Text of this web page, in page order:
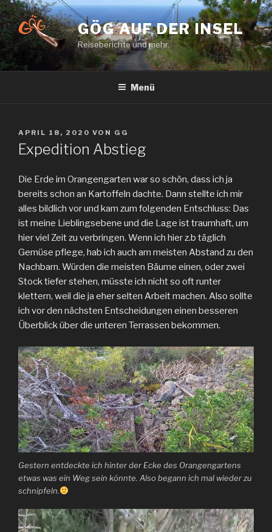
Zum
Inhalt
springen
GÖG AUF DER INSEL
Reiseberichte und mehr.
Menü
VERÖFFENTLICHT
AM
APRIL 18, 2020 VON GG
Expedition Abstieg
Die Erde im Orangengarten war so schön, dass ich ja
bereits schon an Kartoffeln dachte. Dann stellte ich mir
alles bildlich vor und kam zum folgenden Entschluss: Das
ist meine Lieblingsebene und die Lage ist traumhaft, um
hier viel Zeit zu verbringen. Wenn ich hier z.b täglich
Gemüse pflege, hab ich auch am meisten Abstand zu den
Nachbarn. Würden die meisten Bäume einen, oder zwei
Stock tiefer stehen, müsste ich nicht so oft runter
klettern, weil die ja eher selten Arbeit machen. Also sollte
ich vor den nächsten Entscheidungen einen besseren
Überblick über die unteren Terrassen bekommen.
Gestern entdeckte ich hinter der Ecke des Orangengartens
etwas was ein Weg sein könnte. Also begann ich mal wieder zu
schnipfeln.